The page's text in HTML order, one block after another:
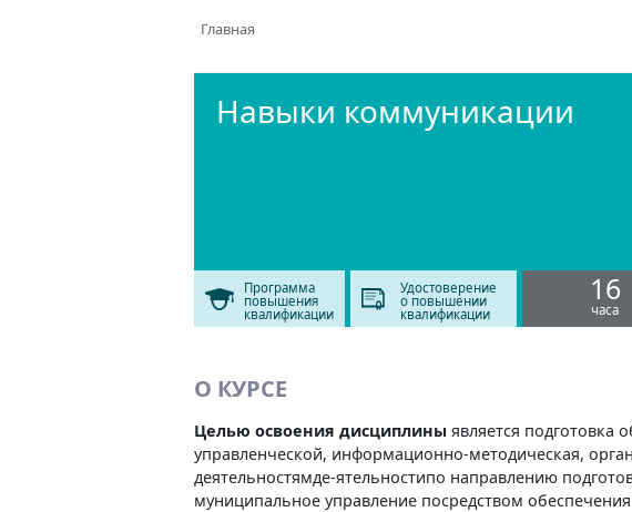
Главная
Навыки коммуникации
Программа
повышения
квалификации
Удостоверение
о повышении
квалификации
16
часа
О КУРСЕ
Целью освоения дисциплиныявляется подготовка
управленческой, информационно-методическая,
деятельностямде-ятельностипо направлению
муниципальное управление посредством